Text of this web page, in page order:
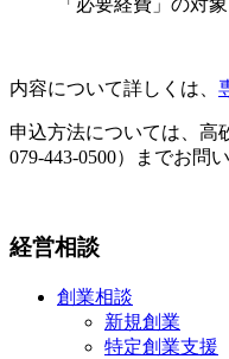
内容について詳しくは、
申込方法については、高
079-443-0500）までお問
経営相談
創業相談
新規創業
特定創業支援